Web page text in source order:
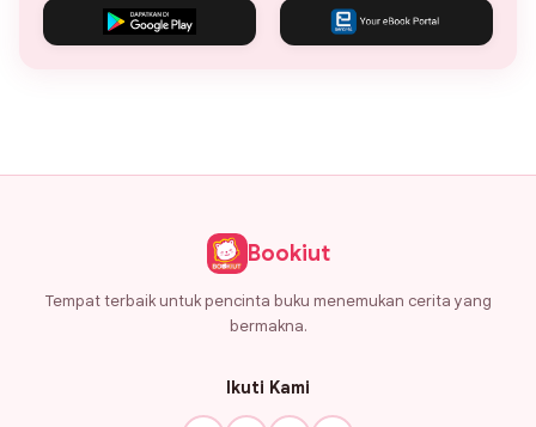
Bookiut
Tempat terbaik untuk pencinta buku menemukan cerita yang
bermakna.
Ikuti Kami